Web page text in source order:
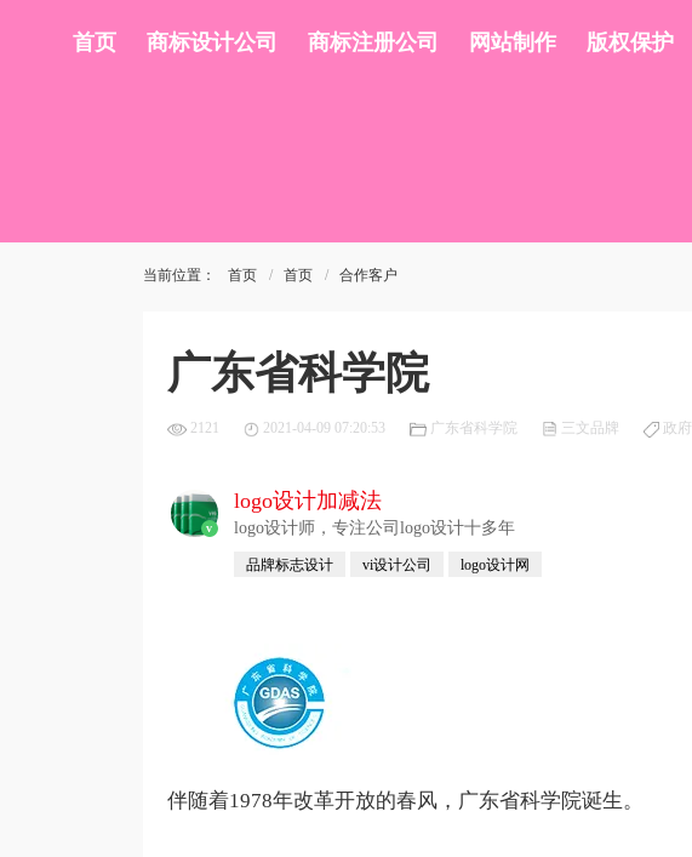
首页 商标设计公司 商标注册公司 网站制作 版权保护
当前位置： 首页 首页 合作客户
广东省科学院
2121 2021-04-09 07:20:53 广东省科学院 三文品牌 政府
v
logo设计加减法
logo设计师，专注公司logo设计十多年
品牌标志设计 vi设计公司 logo设计网
伴随着1978年改革开放的春风，广东省科学院诞生。